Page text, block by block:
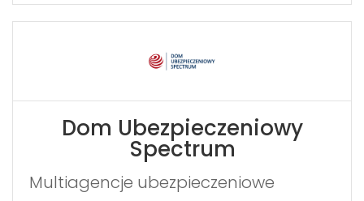
Dom Ubezpieczeniowy
Spectrum
Multiagencje ubezpieczeniowe